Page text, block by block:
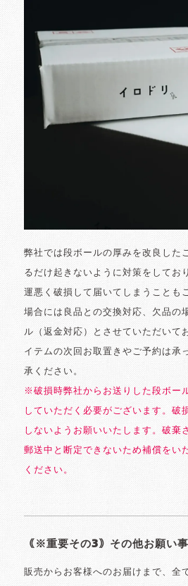
弊社では段ボールの厚みを改良した
るだけ起きないように対策をしてお
運悪く破損して届いてしまうことも
場合には良品との交換対応、欠品の
ル（返金対応）とさせていただいて
イテムの次回お取置きやご予約は承
承ください。
※破損時弊社からお送りした段ボー
していただく必要がございます。破
しないようお願いいたします。破棄
郵送中と断定できないため補償をい
ください。
｟※重要その3｠その他お願い事
販売からお客様へのお届けまで、全